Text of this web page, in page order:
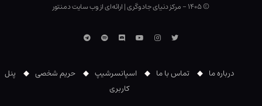
© ۱۴۰۵ - مرکز دنیای جادوگری |ارائه‌ای از وب ‌سایت دمنتور
توییتراینستاگرام
یوتوبDiscordاسپاتیفایتلگرام
درباره ما تماس با ما اسپانسرشیپ حریم شخصی
پنل
کاربری